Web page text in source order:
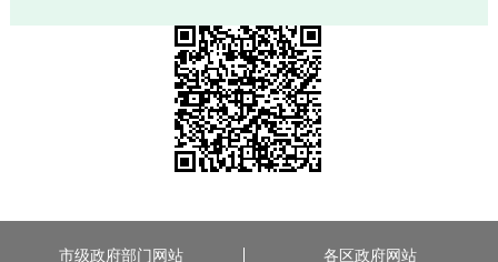
20260728-丰台新闻
20260724-丰台新闻
市级政府部门网站 各区政府网站